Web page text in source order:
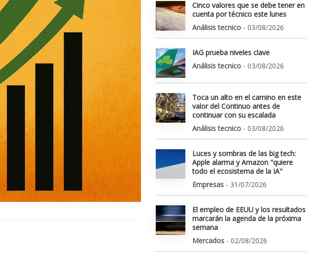
Cinco valores que se debe tener en
cuenta por técnico este lunes
Análisis tecnico - 03/08/2026
IAG prueba niveles clave
Análisis tecnico - 03/08/2026
Toca un alto en el camino en este
valor del Continuo antes de
continuar con su escalada
Análisis tecnico - 03/08/2026
Luces y sombras de las big tech:
Apple alarma y Amazon "quiere
todo el ecosistema de la IA"
Empresas - 31/07/2026
El empleo de EEUU y los resultados
marcarán la agenda de la próxima
semana
Mercados - 02/08/2026